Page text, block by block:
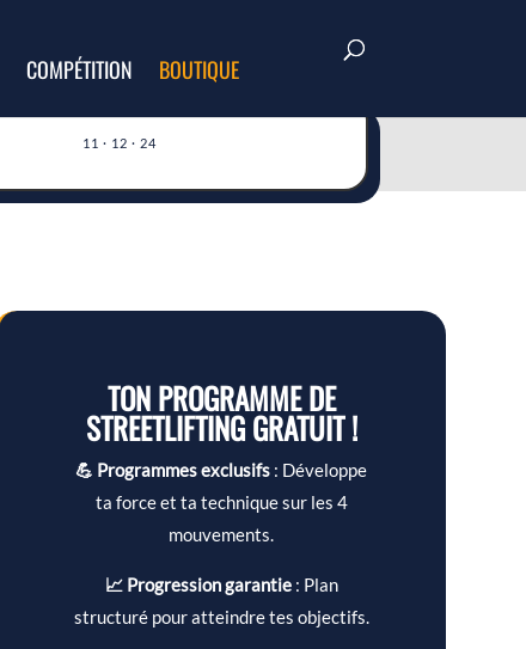
COMPÉTITION BOUTIQUE
11 · 12 · 24
TON PROGRAMME DE
STREETLIFTING GRATUIT !
💪 Programmes exclusifs : Développe
ta force et ta technique sur les 4
mouvements.
📈 Progression garantie: Plan
structuré pour atteindre tes objectifs.